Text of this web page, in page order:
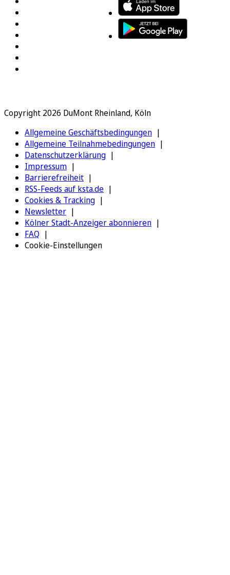
Copyright 2026 DuMont Rheinland, Köln
Allgemeine Geschäftsbedingungen
Allgemeine Teilnahmebedingungen
Datenschutzerklärung
Impressum
Barrierefreiheit
RSS-Feeds auf ksta.de
Cookies & Tracking
Newsletter
Kölner Stadt-Anzeiger abonnieren
FAQ
Cookie-Einstellungen